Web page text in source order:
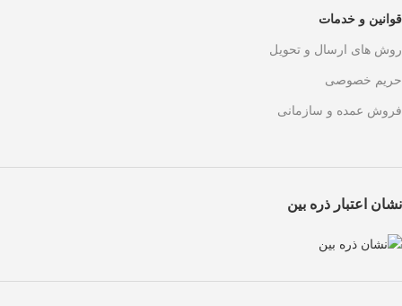
قوانین و خدمات
روش های ارسال و تحویل
حریم خصوصی
فروش عمده و سازمانی
نشان اعتبار ذره بین